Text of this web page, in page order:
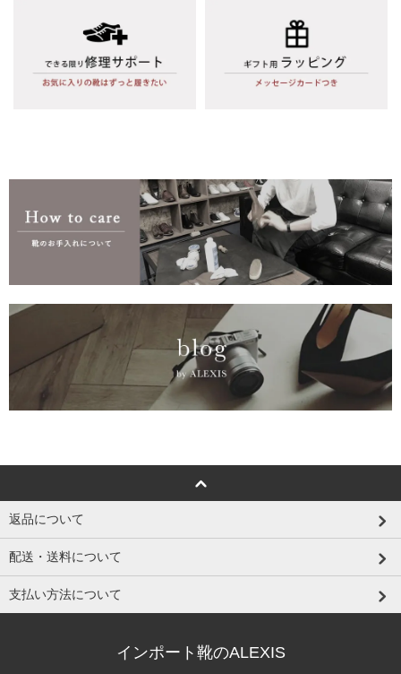
返品について
配送・送料について
支払い方法について
インポート靴のALEXIS